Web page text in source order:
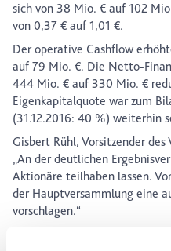
sich von 38 Mio. € auf 102
von 0,37 € auf 1,01 €.
Der operative Cashflow
auf 79 Mio. €. Die Netto-
444 Mio. € auf 330 Mio. €
Eigenkapitalquote war zum
(31.12.2016: 40 %) weiterhin
Gisbert Rühl, Vorsitzender des
„An der deutlichen
Aktionäre teilhaben lassen.
der Hauptversammlung eine
vorschlagen.“